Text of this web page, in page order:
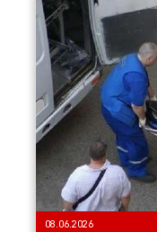
08.06.2026